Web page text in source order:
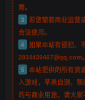
需。
3 若您需要商业运营
合法使用。
4 如果本站有侵犯、
2834439487@qq.com
5 本站提供的所有资
入游戏，苹果自测，
的与商业用途，请大家